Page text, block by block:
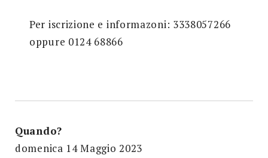
Per iscrizione e informazoni: 3338057266
oppure 0124 68866
Quando?
domenica 14 Maggio 2023